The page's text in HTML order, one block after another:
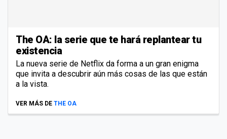
The OA: la serie que te hará replantear tu
existencia
La nueva serie de Netflix da forma a un gran enigma
que invita a descubrir aún más cosas de las que están
a la vista.
VER MÁS DE THE OA